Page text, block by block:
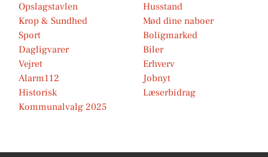
Opslagstavlen
Husstand
Krop & Sundhed
Mød dine naboer
Sport
Boligmarked
Dagligvarer
Biler
Vejret
Erhverv
Alarm112
Jobnyt
Historisk
Læserbidrag
Kommunalvalg 2025